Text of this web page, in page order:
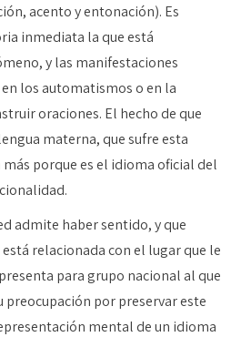
acento y entonación). Es
inmediata la que está
y las manifestaciones
los automatismos o en la
oraciones. El hecho de que
materna, que sufre esta
porque es el idioma oficial del
admite haber sentido, y que
relacionada con el lugar que le
para grupo nacional al que
preocupación por preservar este
mental de un idioma